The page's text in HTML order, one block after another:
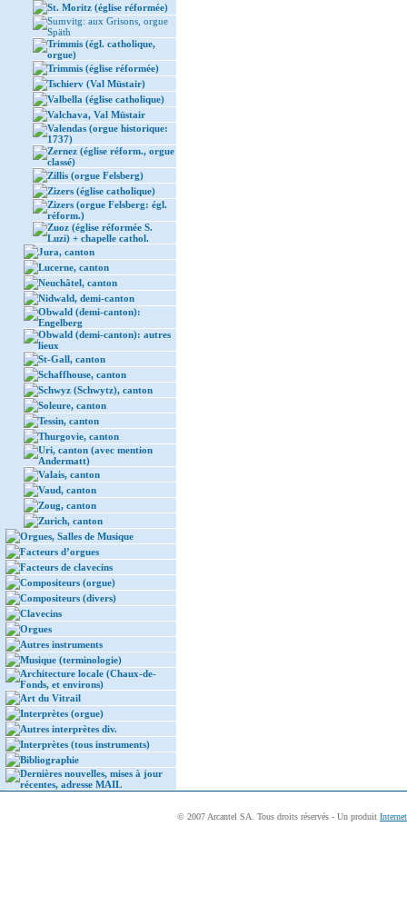
St. Moritz (église réformée)
Sumvitg: aux Grisons, orgue
Späth
Trimmis (égl. catholique,
orgue)
Trimmis (église réformée)
Tschierv (Val Müstair)
Valbella (église catholique)
Valchava, Val Müstair
Valendas (orgue historique:
1737)
Zernez (église réform., orgue
classé)
Zillis (orgue Felsberg)
Zizers (église catholique)
Zizers (orgue Felsberg: égl.
réform.)
Zuoz (église réformée S.
Luzi) + chapelle cathol.
Jura, canton
Lucerne, canton
Neuchâtel, canton
Nidwald, demi-canton
Obwald (demi-canton):
Engelberg
Obwald (demi-canton): autres
lieux
St-Gall, canton
Schaffhouse, canton
Schwyz (Schwytz), canton
Soleure, canton
Tessin, canton
Thurgovie, canton
Uri, canton (avec mention
Andermatt)
Valais, canton
Vaud, canton
Zoug, canton
Zurich, canton
Orgues, Salles de Musique
Facteurs d’orgues
Facteurs de clavecins
Compositeurs (orgue)
Compositeurs (divers)
Clavecins
Orgues
Autres instruments
Musique (terminologie)
Architecture locale (Chaux-de-
Fonds, et environs)
Art du Vitrail
Interprètes (orgue)
Autres interprètes div.
Interprètes (tous instruments)
Bibliographie
Dernières nouvelles, mises à jour
récentes, adresse MAIL
© 2007 Arcantel SA. Tous droits réservés - Un produit